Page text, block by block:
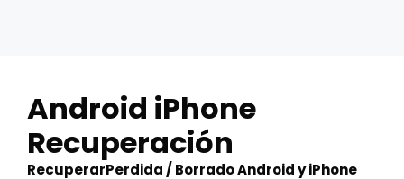
content
Android iPhone
Recuperación
RecuperarPerdida / Borrado Android y iPhone